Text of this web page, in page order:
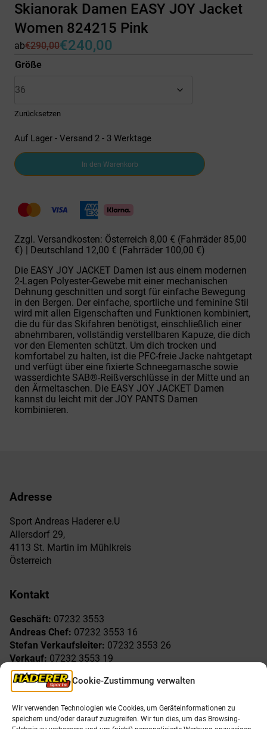
Cookie-Zustimmung verwalten
Wir verwenden Technologien wie Cookies, um Geräteinformationen zu
speichern und/oder darauf zuzugreifen. Wir tun dies, um das Browsing-
Skianorak Damen EASY JOY Jacket
Women 824215 Pink
ab€290,00
Ursprünglicher
Preis
war:
€240,00
Aktueller
Preis
ist:
Größe
Zurücksetzen
Auf Lager - Versand 2 - 3 Werktage
Skianorak
Damen
EASY
Women
824215
Menge
In den Warenkorb
Zzgl. Versandkosten: Österreich 8,00 € (Fahrräder 85,00
€) | Deutschland 12,00 € (Fahrräder 100,00 €)
Die EASY JOY JACKET Damen ist aus einem modernen
2-Lagen Polyester-Gewebe mit einer mechanischen
Dehnung geschnitten und sorgt für einfache Bewegung
in den Bergen. Der einfache, sportliche und feminine Stil
wird mit allen Eigenschaften und Funktionen kombiniert,
die du für das Skifahren benötigst, einschließlich einer
abnehmbaren, vollständig verstellbaren Kapuze, die dich
vor den Elementen schützt. Um dich trocken und
komfortabel zu halten, ist die PFC-freie Jacke nahtgetapt
und verfügt über eine fixierte Schneegamasche sowie
wasserdichte SAB®-Reißverschlüsse in der Mitte und an
den Ärmeltaschen. Die EASY JOY JACKET Damen
kannst du leicht mit der JOY PANTS Damen
kombinieren.
Adresse
Sport Andreas Haderer e.U
Allersdorf 29,
4113 St. Martin im Mühlkreis
Österreich
Kontakt
Geschäft: 07232 3553
Andreas Chef: 07232 3553 16
Stefan Verkaufsleiter: 07232 3553 26
Verkauf: 07232 3553 19
Reklamationen:
Freude am Sport Allgemeines